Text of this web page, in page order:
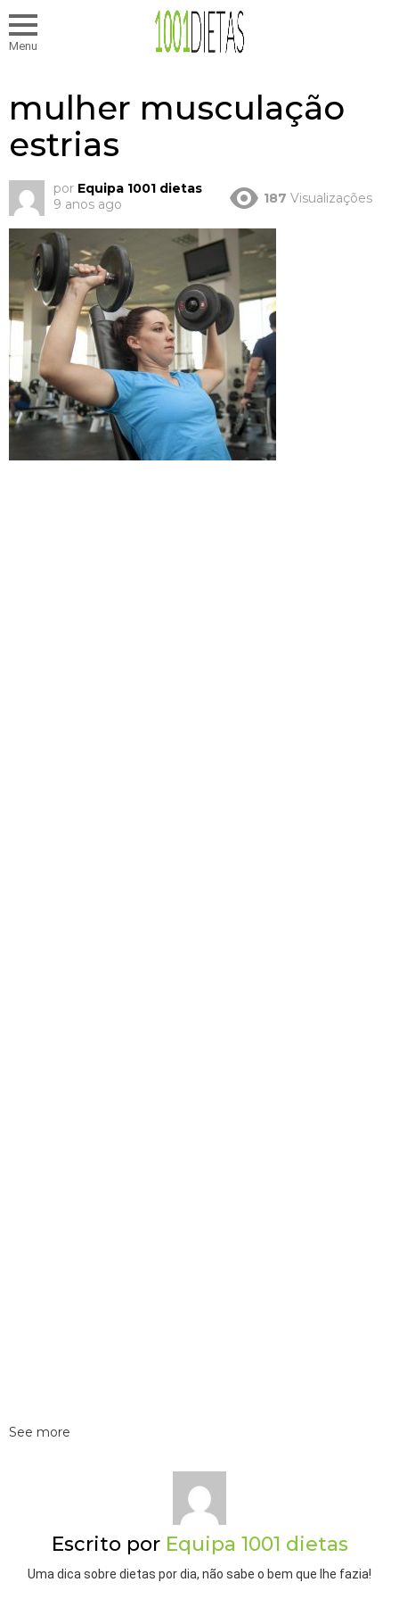
Menu
mulher musculação
estrias
por Equipa 1001 dietas
9 anos ago
187 Visualizações
See more
Escrito por Equipa 1001 dietas
Uma dica sobre dietas por dia, não sabe o bem que lhe fazia!